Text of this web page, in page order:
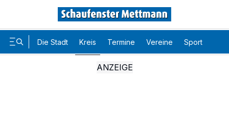
Die Stadt Kreis Termine Vereine Sport